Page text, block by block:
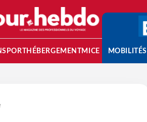
HÉBERGEMENTMICE MOBILITÉS